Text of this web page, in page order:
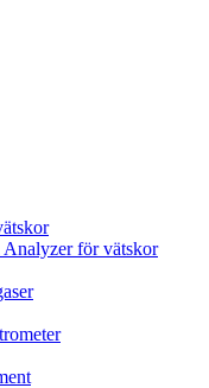
för vätskor